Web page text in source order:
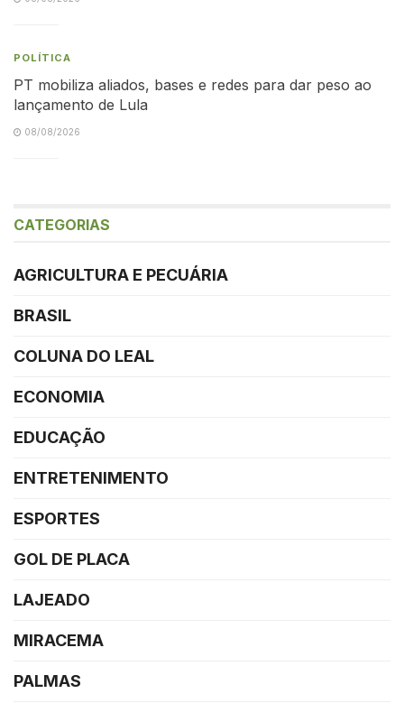
POLÍTICA
PT mobiliza aliados, bases e redes para dar peso ao
lançamento de Lula
08/08/2026
CATEGORIAS
AGRICULTURA E PECUÁRIA
BRASIL
COLUNA DO LEAL
ECONOMIA
EDUCAÇÃO
ENTRETENIMENTO
ESPORTES
GOL DE PLACA
LAJEADO
MIRACEMA
PALMAS